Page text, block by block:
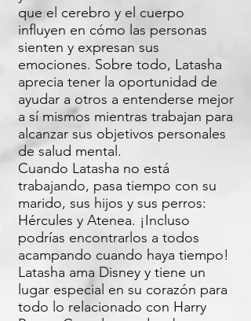
que el cerebro y el cuerpo
influyen en cómo las personas
sienten y expresan sus
emociones. Sobre todo, Latasha
aprecia tener la oportunidad de
ayudar a otros a entenderse mejor
a sí mismos mientras trabajan para
alcanzar sus objetivos personales
de salud mental.
Cuando Latasha no está
trabajando, pasa tiempo con su
marido, sus hijos y sus perros:
Hércules y Atenea. ¡Incluso
podrías encontrarlos a todos
acampando cuando haya tiempo!
Latasha ama Disney y tiene un
lugar especial en su corazón para
todo lo relacionado con Harry